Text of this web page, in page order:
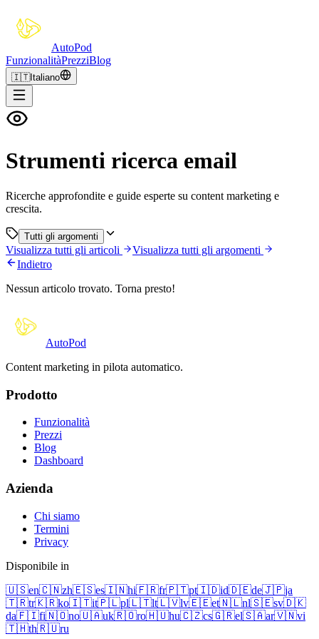
AutoPod
FunzionalitàPrezziBlog
🇮🇹Italiano
Strumenti ricerca email
Ricerche approfondite e guide esperte su content marketing e
crescita.
Tutti gli argomenti
Visualizza tutti gli articoli
Visualizza tutti gli argomenti
Indietro
Nessun articolo trovato. Torna presto!
AutoPod
Content marketing in pilota automatico.
Prodotto
Funzionalità
Prezzi
Blog
Dashboard
Azienda
Chi siamo
Termini
Privacy
Disponibile in
🇺🇸en🇨🇳zh🇪🇸es🇮🇳hi🇫🇷fr🇵🇹pt🇮🇩id🇩🇪de🇯🇵ja
🇹🇷tr🇰🇷ko🇮🇹it🇵🇱pl🇱🇹lt🇱🇻lv🇪🇪et🇳🇱nl🇸🇪sv🇩🇰
da🇫🇮fi🇳🇴no🇺🇦uk🇷🇴ro🇭🇺hu🇨🇿cs🇬🇷el🇸🇦ar🇻🇳vi
🇹🇭th🇷🇺ru